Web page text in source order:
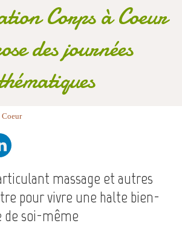
Corps à Coeur
des journées
Coeur
massage et autres
pour vivre une halte bien-
de soi-même